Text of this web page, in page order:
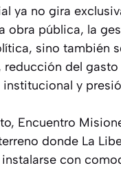
ya no gira
obra pública, la
sino también
reducción del
y
Encuentro
donde La
con